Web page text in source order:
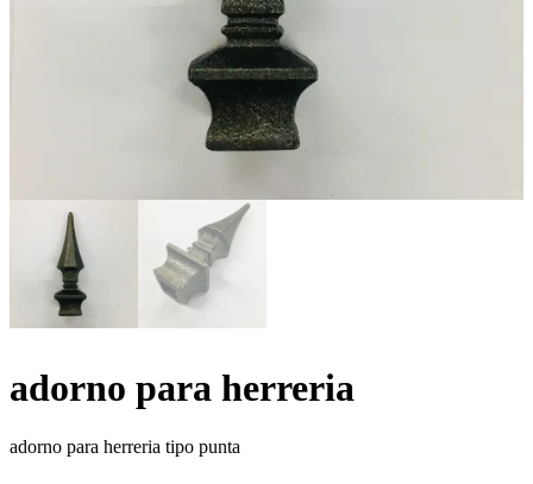
adorno para herreria
adorno para herreria tipo punta